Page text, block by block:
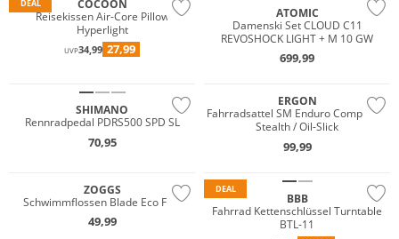
DEAL
COCOON
Reisekissen Air-Core Pillow
Hyperlight
UVP34,99 27,99
ATOMIC
Damenski Set CLOUD C11
REVOSHOCK LIGHT + M 10 GW
699,99
SHIMANO
Rennradpedal PDRS500 SPD SL
70,95
ERGON
Fahrradsattel SM Enduro Comp Men
Stealth / Oil-Slick
99,99
ZOGGS
Schwimmflossen Blade Eco Fins
49,99
DEAL
BBB
Fahrrad Kettenschlüssel Turntable
BTL-11